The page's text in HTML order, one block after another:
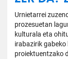
Urnietarrei
prozesuetan
kulturala eta
irabazirik
proiektuentzako